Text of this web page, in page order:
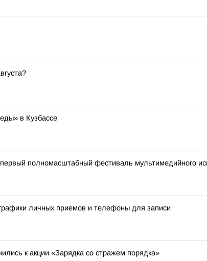
в Кузбассе
полномасштабный фестиваль мультимедийного
личных приемов и телефоны для записи
к акции «Зарядка со стражем порядка»